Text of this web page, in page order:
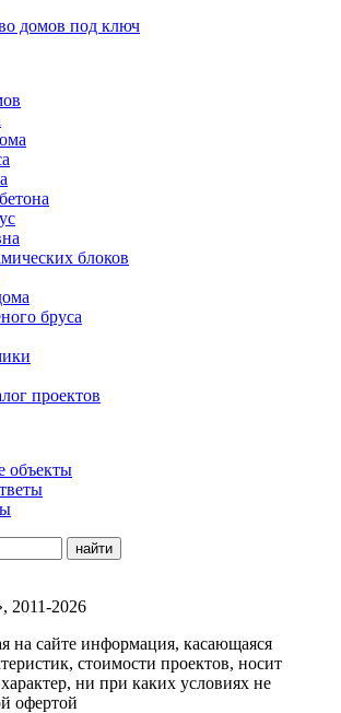
домов под ключ
блоков
бруса
проектов
объекты
найти
2026
на сайте информация, касающаяся
стоимости проектов, носит
ни при каких условиях не
офертой